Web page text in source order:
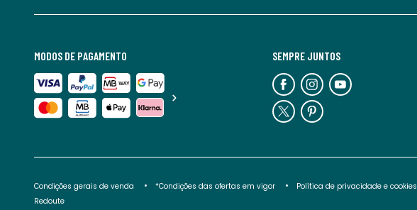
MODOS DE PAGAMENTO SEMPRE JUNTOS
Condições gerais de venda *Condições das ofertas em vigor Política de privacidade e cookies
Redoute